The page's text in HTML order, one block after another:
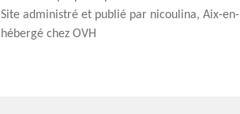
Site administré et publié par nicoulina, Aix-
hébergé chez OVH